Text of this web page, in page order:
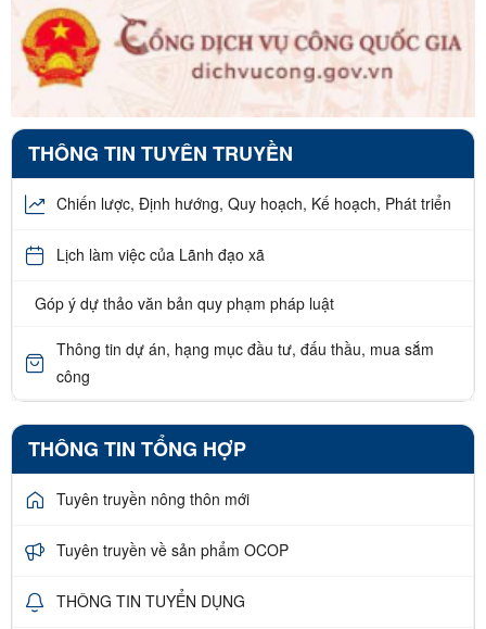
THÔNG TIN TUYÊN TRUYỀN
Chiến lược, Định hướng, Quy hoạch, Kế hoạch, Phát triển
Lịch làm việc của Lãnh đạo xã
Góp ý dự thảo văn bản quy phạm pháp luật
Thông tin dự án, hạng mục đầu tư, đấu thầu, mua sắm
công
THÔNG TIN TỔNG HỢP
Tuyên truyền nông thôn mới
Tuyên truyền về sản phẩm OCOP
THÔNG TIN TUYỂN DỤNG